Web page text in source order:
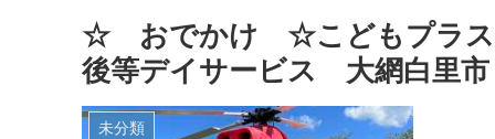
☆ おでかけ ☆こどもプラス
後等デイサービス 大網白里
未分類